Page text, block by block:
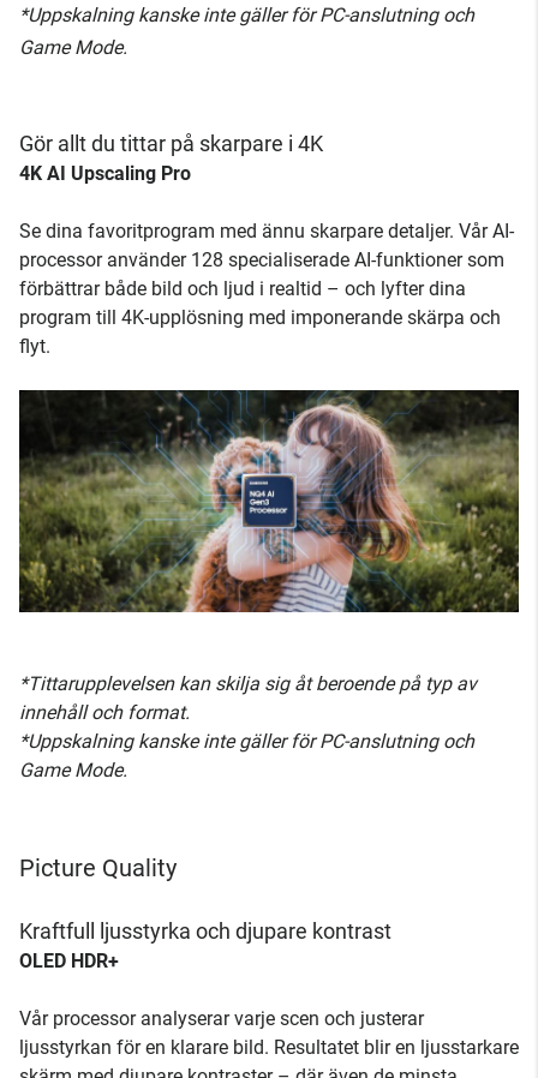
*Uppskalning kanske inte gäller för PC-anslutning och
Game Mode.
Gör allt du tittar på skarpare i 4K
4K AI Upscaling Pro
Se dina favoritprogram med ännu skarpare detaljer. Vår AI-
processor använder 128 specialiserade AI-funktioner som
förbättrar både bild och ljud i realtid – och lyfter dina
program till 4K-upplösning med imponerande skärpa och
flyt.
*Tittarupplevelsen kan skilja sig åt beroende på typ av
innehåll och format.
*Uppskalning kanske inte gäller för PC-anslutning och
Game Mode.
Picture Quality
Kraftfull ljusstyrka och djupare kontrast
OLED HDR+
Vår processor analyserar varje scen och justerar
ljusstyrkan för en klarare bild. Resultatet blir en ljusstarkare